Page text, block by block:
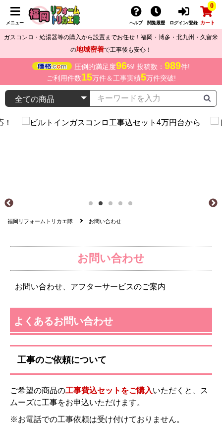
メニュー ヘルプ 閲覧履歴 ログイン/登録
0
カート
ガスコンロ・給湯器等の購入から設置までお任せ！福岡・博多・北九州・久留米
の地域密着で工事後も安心！
圧倒的満足度96%! 投稿数： 989件!
ご利用件数15万件＆工事実績5万件突破!
福岡リフォームトリカエ隊 お問い合わせ
お問い合わせ
お問い合わせ、アフターサービスのご案内
よくあるお問い合わせ
工事のご依頼について
ご希望の商品の工事費込セットをご購入いただくと、ス
ムーズに工事をお申込いただけます。
※お電話での工事依頼は受け付けておりません。